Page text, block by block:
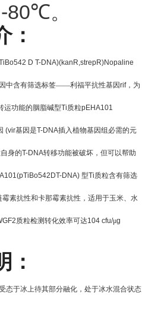
-80℃。
：
D T-DNA)(kanR,strepR)Nopaline
中含有筛选标签——利福平抗性基因rif，为
运功能的胭脂碱型Ti质粒pEHA101
(vir基因是T-DNA插入植物基因组必需的元
身的T-DNA转移功能被破坏，但可以帮助
DNA) 型Ti质粒含有筛选
霉素抗性和卡那霉素抗性，适用于玉米、水
质粒检测转化效率可达104 cfu/μg
：
态于冰上待其部分融化，处于冰水混合状态